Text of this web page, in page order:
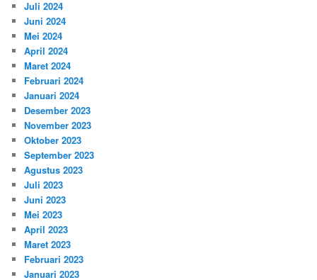
Juli 2024
Juni 2024
Mei 2024
April 2024
Maret 2024
Februari 2024
Januari 2024
Desember 2023
November 2023
Oktober 2023
September 2023
Agustus 2023
Juli 2023
Juni 2023
Mei 2023
April 2023
Maret 2023
Februari 2023
Januari 2023